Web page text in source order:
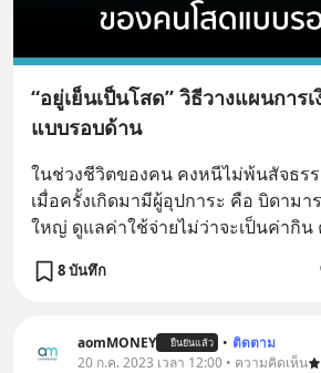
“อยู่เย็นเป็นโสด” วิธีวางแผนการ
แบบรอบด้าน
ในช่วงชีวิตของคน คงหนีไม่พ้นสัจธรร
เมื่อครั้งเกิดมามีผู้อุปการะ คือ บิดามา
ใหญ่ ดูแลค่าใช้จ่ายไม่ว่าจะเป็นค่ากิน
8 บันทึก
aomMONEY ยืนยันแล้ว • ติดตาม
20 ก.ค. 2023 เวลา 12:00 • ความคิดเห็น